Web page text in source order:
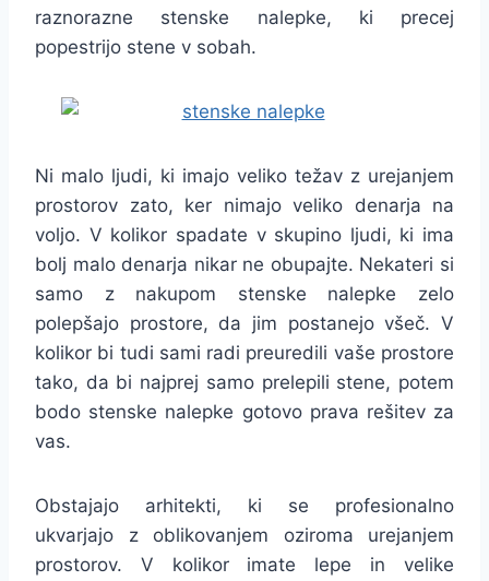
raznorazne stenske nalepke, ki precej
popestrijo stene v sobah.
Ni malo ljudi, ki imajo veliko težav z urejanjem
prostorov zato, ker nimajo veliko denarja na
voljo. V kolikor spadate v skupino ljudi, ki ima
bolj malo denarja nikar ne obupajte. Nekateri si
samo z nakupom stenske nalepke zelo
polepšajo prostore, da jim postanejo všeč. V
kolikor bi tudi sami radi preuredili vaše prostore
tako, da bi najprej samo prelepili stene, potem
bodo stenske nalepke gotovo prava rešitev za
vas.
Obstajajo arhitekti, ki se profesionalno
ukvarjajo z oblikovanjem oziroma urejanjem
prostorov. V kolikor imate lepe in velike